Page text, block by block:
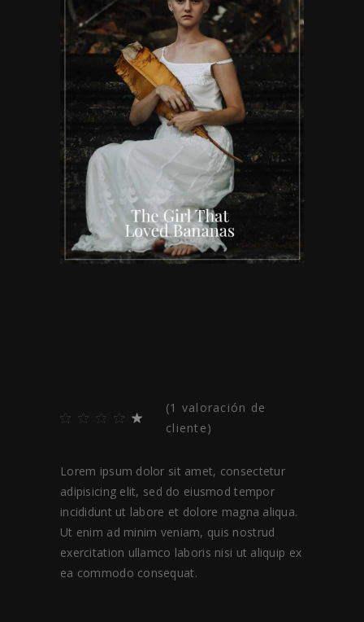
(1 valoración de
cliente)
Lorem ipsum dolor sit amet, consectetur
adipisicing elit, sed do eiusmod tempor
incididunt ut labore et dolore magna aliqua.
Ut enim ad minim veniam, quis nostrud
exercitation ullamco laboris nisi ut aliquip ex
ea commodo consequat.